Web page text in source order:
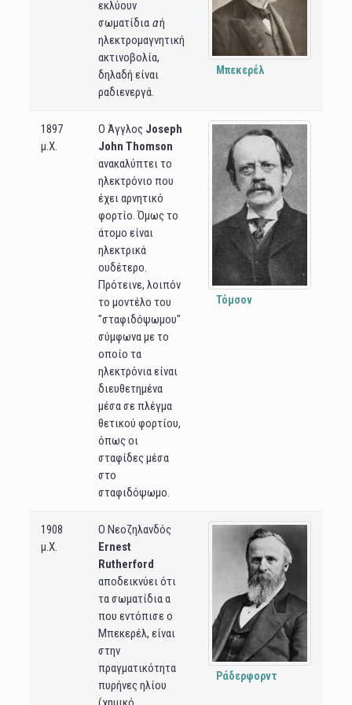
εκλύουν
σωματίδια αή
ηλεκτρομαγνητική
ακτινοβολία,
δηλαδή είναι
ραδιενεργά.
Μπεκερέλ
1897
μ.Χ.
Ο Άγγλος Joseph
John Thomson
ανακαλύπτει το
ηλεκτρόνιο που
έχει αρνητικό
φορτίο. Όμως το
άτομο είναι
ηλεκτρικά
ουδέτερο.
Πρότεινε, λοιπόν
το μοντέλο του
"σταφιδόψωμου"
σύμφωνα με το
οποίο τα
ηλεκτρόνια είναι
διευθετημένα
μέσα σε πλέγμα
θετικού φορτίου,
όπως οι
σταφίδες μέσα
στο
σταφιδόψωμο.
Τόμσον
1908
μ.Χ.
Ο Νεοζηλανδός
Ernest
Rutherford
αποδεικνύει ότι
τα σωματίδια α
που εντόπισε ο
Μπεκερέλ, είναι
στην
πραγματικότητα
πυρήνες ηλίου
Ράδερφορντ